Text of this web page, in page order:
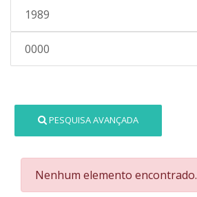
1989
0000
PESQUISA AVANÇADA
Nenhum elemento encontrado.